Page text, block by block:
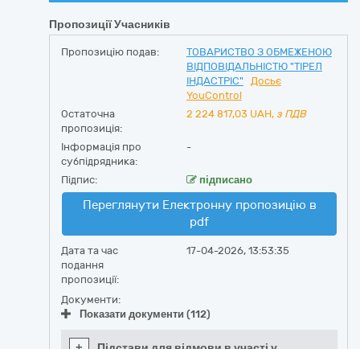
Пропозиції Учасників
Пропозицію подав:
ТОВАРИСТВО З ОБМЕЖЕНОЮ
ВІДПОВІДАЛЬНІСТЮ "ТІРЕЛ
ІНДАСТРІС"
Досьє
YouControl
Остаточна
пропозиція:
2 224 817,03 UAH, з ПДВ
Інформація про
субпідрядника:
-
Підпис: підписано
Переглянути Електронну пропозицію в
pdf
Дата та час
подання
пропозиції:
17-04-2026, 13:53:35
Документи:
Показати документи (112)